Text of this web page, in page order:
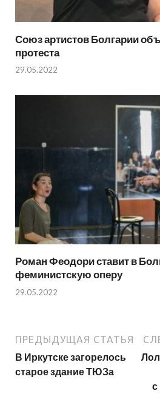
Союз артистов Болгарии
протеста
29.05.2022
Роман Феодори ставит в
феминистскую оперу
29.05.2022
ПРЕДЫДУЩАЯ СТАТЬЯ
В Иркутске загорелось
старое здание ТЮЗа
с